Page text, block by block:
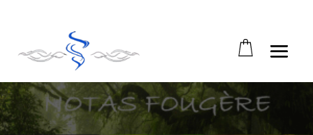
Abrir barra de herramientas